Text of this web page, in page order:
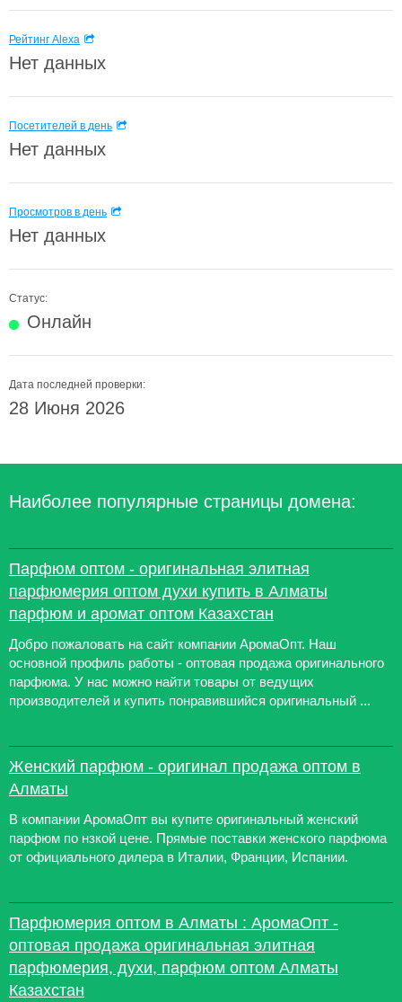
Рейтинг Alexa
Нет данных
Посетителей в день
Нет данных
Просмотров в день
Нет данных
Статус:
Онлайн
Дата последней проверки:
28 Июня 2026
Наиболее популярные страницы домена:
Парфюм оптом - оригинальная элитная
парфюмерия оптом духи купить в Алматы
парфюм и аромат оптом Казахстан
Добро пожаловать на сайт компании АромаОпт. Наш
основной профиль работы - оптовая продажа оригинального
парфюма. У нас можно найти товары от ведущих
производителей и купить понравившийся оригинальный ...
Женский парфюм - оригинал продажа оптом в
Алматы
В компании АромаОпт вы купите оригинальный женский
парфюм по нзкой цене. Прямые поставки женского парфюма
от официального дилера в Италии, Франции, Испании.
Парфюмерия оптом в Алматы : АромаОпт -
оптовая продажа оригинальная элитная
парфюмерия, духи, парфюм оптом Алматы
Казахстан